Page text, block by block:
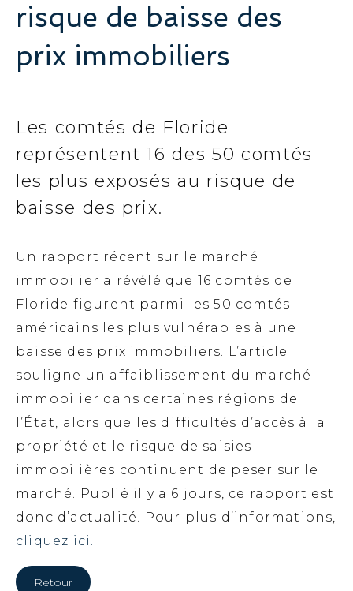
risque de baisse des
prix immobiliers
Les comtés de Floride
représentent 16 des 50 comtés
les plus exposés au risque de
baisse des prix.
Un rapport récent sur le marché
immobilier a révélé que 16 comtés de
Floride figurent parmi les 50 comtés
américains les plus vulnérables à une
baisse des prix immobiliers. L’article
souligne un affaiblissement du marché
immobilier dans certaines régions de
l’État, alors que les difficultés d’accès à la
propriété et le risque de saisies
immobilières continuent de peser sur le
marché. Publié il y a 6 jours, ce rapport est
donc d’actualité. Pour plus d’informations,
cliquez ici.
Retour